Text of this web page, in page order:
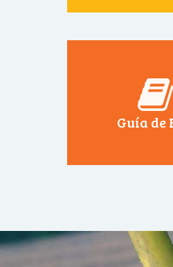
Guía de